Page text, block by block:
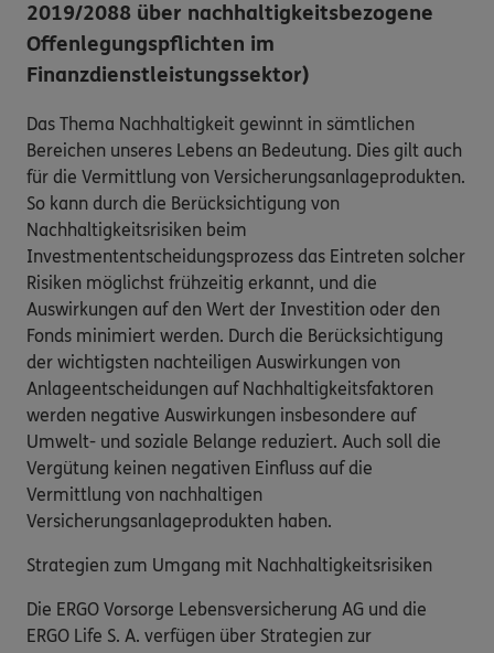
2019/2088 über nachhaltigkeitsbezogene
Offenlegungspflichten im
Finanzdienstleistungssektor)
Das Thema Nachhaltigkeit gewinnt in sämtlichen
Bereichen unseres Lebens an Bedeutung. Dies gilt auch
für die Vermittlung von Versicherungsanlageprodukten.
So kann durch die Berücksichtigung von
Nachhaltigkeitsrisiken beim
Investmententscheidungsprozess das Eintreten solcher
Risiken möglichst frühzeitig erkannt, und die
Auswirkungen auf den Wert der Investition oder den
Fonds minimiert werden. Durch die Berücksichtigung
der wichtigsten nachteiligen Auswirkungen von
Anlageentscheidungen auf Nachhaltigkeitsfaktoren
werden negative Auswirkungen insbesondere auf
Umwelt- und soziale Belange reduziert. Auch soll die
Vergütung keinen negativen Einfluss auf die
Vermittlung von nachhaltigen
Versicherungsanlageprodukten haben.
Strategien zum Umgang mit Nachhaltigkeitsrisiken
Die ERGO Vorsorge Lebensversicherung AG und die
ERGO Life S. A. verfügen über Strategien zur